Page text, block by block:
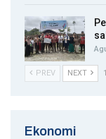
PREV NEXT
Ekonomi